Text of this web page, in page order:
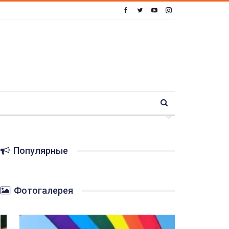
Популярные
Фотогалерея